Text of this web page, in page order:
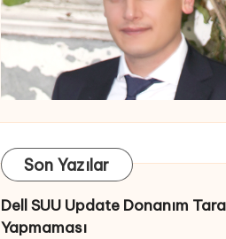
Son Yazılar
Dell SUU Update Donanım
Yapmaması